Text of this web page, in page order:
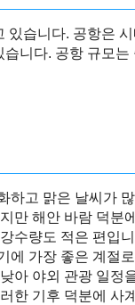
습니다. 공항은
니다. 공항 규모는
하고 맑은 날씨가
만 해안 바람 덕분
수량도 적은 편입
에 가장 좋은 계절
아 야외 관광 일정
한 기후 덕분에 사